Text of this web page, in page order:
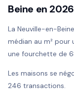
Beine en 2026
La Neuville-en-
médian au m²
une fourchette de
Les maisons se
246 transactions.